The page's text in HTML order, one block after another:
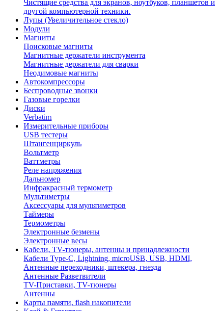
Чистящие средства для экранов, ноутбуков, планшетов и
другой компьютерной техники.
Лупы (Увеличительное стекло)
Модули
Магниты
Поисковые магниты
Магнитные держатели инструмента
Магнитные держатели для сварки
Неодимовые магниты
Автокомпрессоры
Беспроводные звонки
Газовые горелки
Диски
Verbatim
Измерительные приборы
USB тестеры
Штангенциркуль
Вольтметр
Ваттметры
Реле напряжения
Дальномер
Инфракрасный термометр
Мультиметры
Аксессуары для мультиметров
Таймеры
Термометры
Электронные безмены
Электронные весы
Кабели, TV-тюнеры, антенны и принадлежности
Кабели Type-C, Lightning, microUSB, USB, HDMI,
Антенные переходники, штекера, гнезда
Антенные Разветвители
TV-Приставки, TV-тюнеры
Антенны
Карты памяти, flash накопители